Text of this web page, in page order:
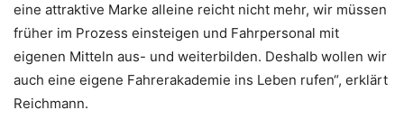
eine attraktive Marke alleine reicht nicht mehr, wir müssen
früher im Prozess einsteigen und Fahrpersonal mit
eigenen Mitteln aus- und weiterbilden. Deshalb wollen wir
auch eine eigene Fahrerakademie ins Leben rufen“, erklärt
Reichmann.